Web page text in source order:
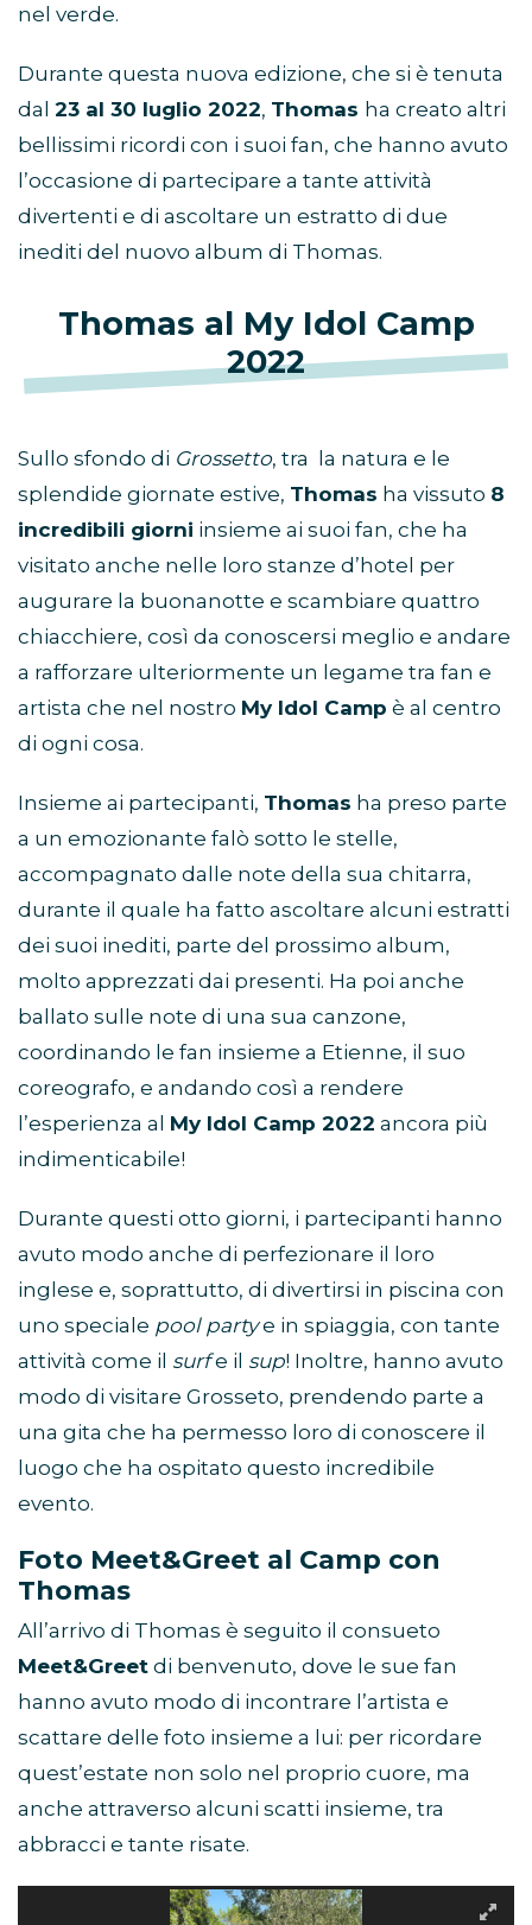
nel verde.
Durante questa nuova edizione, che si è tenuta
dal 23 al 30 luglio 2022, Thomas ha creato altri
bellissimi ricordi con i suoi fan, che hanno avuto
l’occasione di partecipare a tante attività
divertenti e di ascoltare un estratto di due
inediti del nuovo album di Thomas.
Thomas al My Idol Camp
2022
Sullo sfondo di Grossetto, tra la natura e le
splendide giornate estive, Thomas ha vissuto 8
incredibili giorni insieme ai suoi fan, che ha
visitato anche nelle loro stanze d’hotel per
augurare la buonanotte e scambiare quattro
chiacchiere, così da conoscersi meglio e andare
a rafforzare ulteriormente un legame tra fan e
artista che nel nostro My Idol Camp è al centro
di ogni cosa.
Insieme ai partecipanti, Thomas ha preso parte
a un emozionante falò sotto le stelle,
accompagnato dalle note della sua chitarra,
durante il quale ha fatto ascoltare alcuni estratti
dei suoi inediti, parte del prossimo album,
molto apprezzati dai presenti. Ha poi anche
ballato sulle note di una sua canzone,
coordinando le fan insieme a Etienne, il suo
coreografo, e andando così a rendere
l’esperienza al My Idol Camp 2022 ancora più
indimenticabile!
Durante questi otto giorni, i partecipanti hanno
avuto modo anche di perfezionare il loro
inglese e, soprattutto, di divertirsi in piscina con
uno speciale pool partye in spiaggia, con tante
attività come il surfe il sup! Inoltre, hanno avuto
modo di visitare Grosseto, prendendo parte a
una gita che ha permesso loro di conoscere il
luogo che ha ospitato questo incredibile
evento.
Foto Meet&Greet al Camp con
Thomas
All’arrivo di Thomas è seguito il consueto
Meet&Greet di benvenuto, dove le sue fan
hanno avuto modo di incontrare l’artista e
scattare delle foto insieme a lui: per ricordare
quest’estate non solo nel proprio cuore, ma
anche attraverso alcuni scatti insieme, tra
abbracci e tante risate.